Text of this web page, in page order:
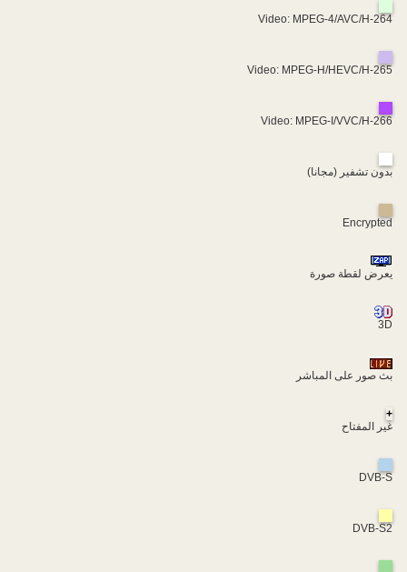
Video: MPEG-4/AVC/H-264
Video: MPEG-H/HEVC/H-265
Video: MPEG-I/VVC/H-266
بدون تشفير (مجانا)
Encrypted
يعرض لقطة صورة
3D
بث صور على المباشر
+
غير المفتاح
DVB-S
DVB-S2